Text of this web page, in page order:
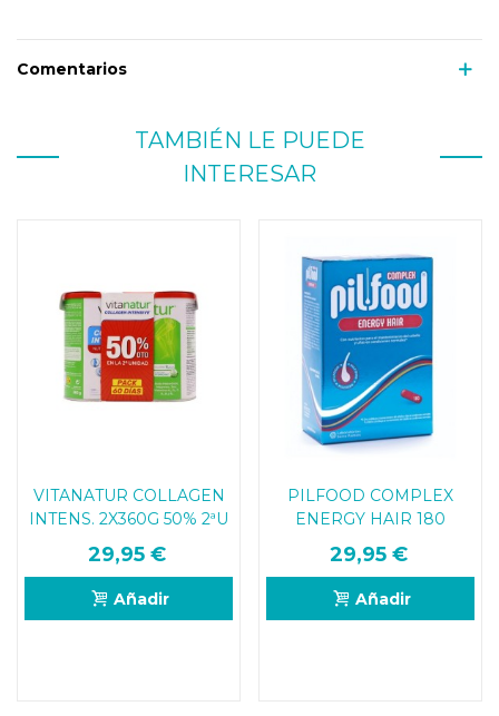
Comentarios
TAMBIÉN LE PUEDE
INTERESAR
VITANATUR COLLAGEN
INTENS. 2X360G 50% 2ªU
29,95 €
Añadir
PILFOOD COMPLEX
ENERGY HAIR 180
COMPRIMIDOS
29,95 €
Añadir